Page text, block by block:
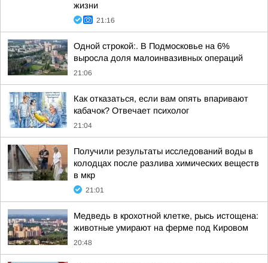
жизни
21:16
Одной строкой:. В Подмосковье на 6%
выросла доля малоинвазивных операций
21:06
Как отказаться, если вам опять впаривают
кабачок? Отвечает психолог
21:04
Получили результаты исследований воды в
колодцах после разлива химических веществ
в мкр
21:01
Медведь в крохотной клетке, рысь истощена:
животные умирают на ферме под Кировом
20:48